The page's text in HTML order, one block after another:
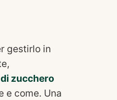
gestirlo in
zucchero
e come. Una